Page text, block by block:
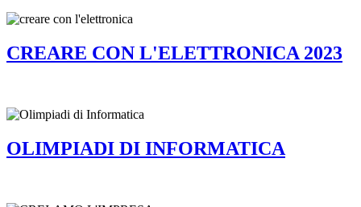
CREARE CON L'ELETTRONICA 2023
OLIMPIADI DI INFORMATICA